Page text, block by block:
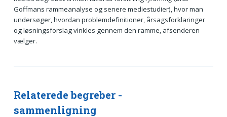
Goffmans rammeanalyse og senere mediestudier), hvor man
undersøger, hvordan problemdefinitioner, årsagsforklaringer
og løsningsforslag vinkles gennem den ramme, afsenderen
vælger.
Relaterede begreber -
sammenligning